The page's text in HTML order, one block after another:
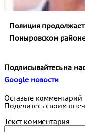
Полиция
Поныровском
Подписывайтесь на
Google новости
Оставьте комментарий
Поделитесь своим
Текст комментария